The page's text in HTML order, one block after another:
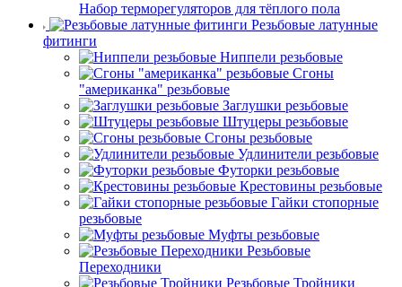
Набор терморегуляторов для тёплого пола
Резьбовые латунные
фитинги
Ниппели резьбовые
Сгоны
"американка" резьбовые
Заглушки резьбовые
Штуцеры резьбовые
Сгоны резьбовые
Удлинители резьбовые
Футорки резьбовые
Крестовины резьбовые
Гайки стопорные
резьбовые
Муфты резьбовые
Резьбовые
Переходники
Резьбовые Тройники